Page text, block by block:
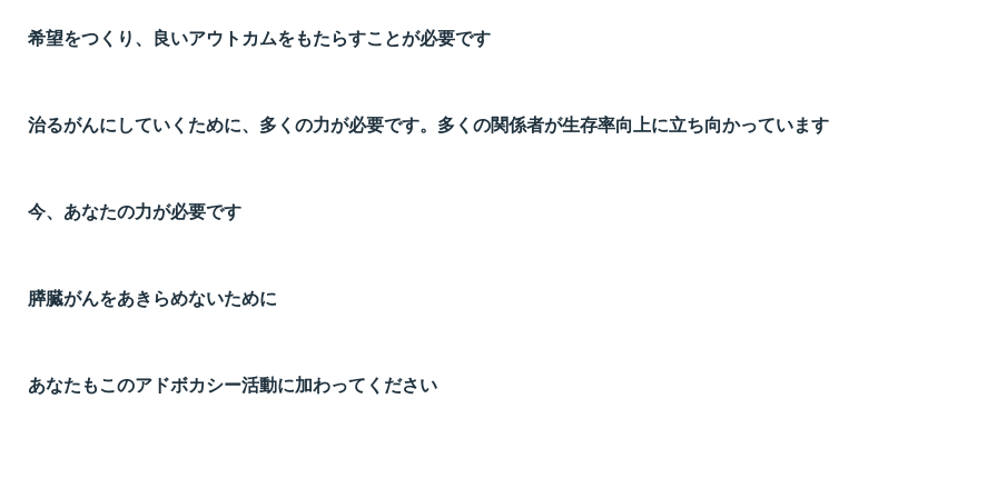
希望をつくり、良いアウトカムをもたらすことが必要です
治るがんにしていくために、多くの力が必要です。多くの関係者が生存率向上に立ち向かっています
今、あなたの力が必要です
膵臓がんをあきらめないために
あなたもこのアドボカシー活動に加わってください